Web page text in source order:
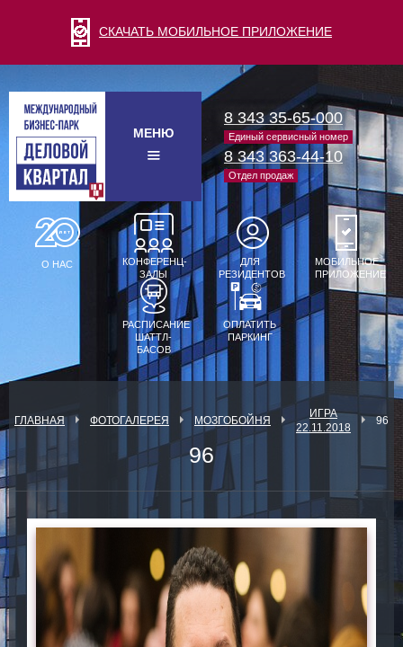
СКАЧАТЬ МОБИЛЬНОЕ ПРИЛОЖЕНИЕ
МЕНЮ
8 343 35-65-000
Единый сервисный номер
8 343 363-44-10
Отдел продаж
О НАС
КОНФЕРЕНЦ-
ЗАЛЫ
ДЛЯ
РЕЗИДЕНТОВ
МОБИЛЬНОЕ
ПРИЛОЖЕНИЕ
РАСПИСАНИЕ
ШАТТЛ-
БАСОВ
ОПЛАТИТЬ
ПАРКИНГ
ГЛАВНАЯ ФОТОГАЛЕРЕЯ МОЗГОБОЙНЯ
ИГРА
22.11.2018
96
96